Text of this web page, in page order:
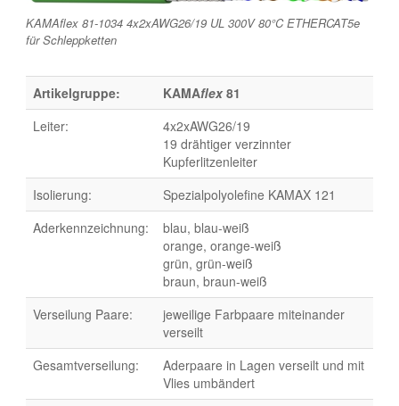
KAMAflex 81-1034 4x2xAWG26/19 UL 300V 80°C ETHERCAT5e
für Schleppketten
Artikelgruppe: KAMAflex 81
Leiter:
4x2xAWG26/19
19 drähtiger verzinnter
Kupferlitzenleiter
Isolierung:
Spezialpolyolefine KAMAX 121
Aderkennzeichnung:
blau, blau-weiß
orange, orange-weiß
grün, grün-weiß
braun, braun-weiß
Verseilung Paare:
jeweilige Farbpaare miteinander
verseilt
Gesamtverseilung:
Aderpaare in Lagen verseilt und mit
Vlies umbändert